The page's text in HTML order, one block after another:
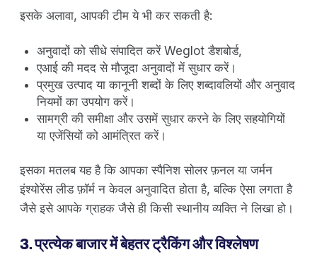
इसके अलावा, आपकी टीम ये भी कर सकती है:
अनुवादों को सीधे संपादित करें Weglot डैशबोर्ड,
एआई की मदद से मौजूदा अनुवादों में सुधार करें।
प्रमुख उत्पाद या कानूनी शब्दों के लिए शब्दावलियों और अनुवाद
नियमों का उपयोग करें।
सामग्री की समीक्षा और उसमें सुधार करने के लिए सहयोगियों
या एजेंसियों को आमंत्रित करें।
इसका मतलब यह है कि आपका स्पैनिश सोलर फ़नल या जर्मन
इंश्योरेंस लीड फ़ॉर्म न केवल अनुवादित होता है, बल्कि ऐसा लगता है
जैसे इसे आपके ग्राहक जैसे ही किसी स्थानीय व्यक्ति ने लिखा हो।
3. प्रत्येक बाजार में बेहतर ट्रैकिंग और विश्लेषण